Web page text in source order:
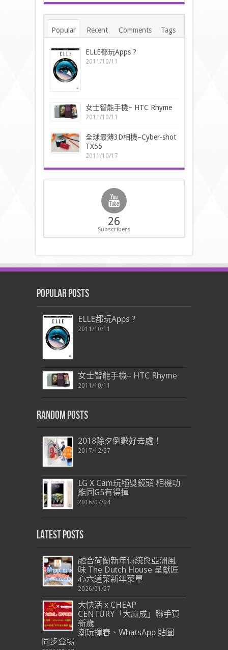
Popular Recent Comments Tags
ELLE都玩Apps ?
2011/10/11
女士智能手機– HTC Rhyme
2011/10/11
全球最薄3D相機–Cyber-shot
TX55
2011/10/17
26
Subscribers
Popular Posts
ELLE都玩Apps ?
2011/10/11
女士智能手機– HTC Rhyme
2011/10/11
Random Posts
2018除夕倒數好去處！
2017/12/27
LG X Cam玩絕雙鏡頭 相機功
能同G5有得揮
2016/07/04
Latest Posts
融合荷蘭新年傳統與亞洲風
味 The Dutch House 呈獻匠
心六道菜新年菜單
2026/01/27
大快活 x CHEAP
CENTURY「大麻成」聯手賀
新歲
潮玩揮春、WhatsApp 貼圖
同步登場